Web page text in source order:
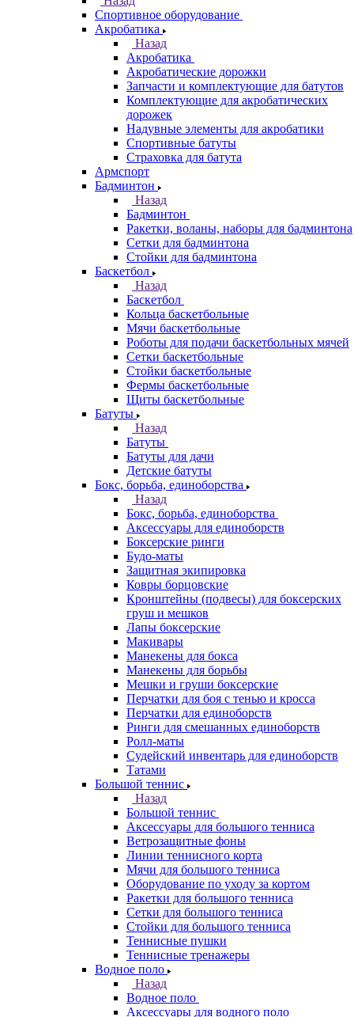
Спортивное оборудование
Акробатика
Назад
Акробатика
Акробатические дорожки
Запчасти и комплектующие для батутов
Комплектующие для акробатических
дорожек
Надувные элементы для акробатики
Спортивные батуты
Страховка для батута
Армспорт
Бадминтон
Назад
Бадминтон
Ракетки, воланы, наборы для бадминтона
Сетки для бадминтона
Стойки для бадминтона
Баскетбол
Назад
Баскетбол
Кольца баскетбольные
Мячи баскетбольные
Роботы для подачи баскетбольных мячей
Сетки баскетбольные
Стойки баскетбольные
Фермы баскетбольные
Щиты баскетбольные
Батуты
Назад
Батуты
Батуты для дачи
Детские батуты
Бокс, борьба, единоборства
Назад
Бокс, борьба, единоборства
Аксессуары для единоборств
Боксерские ринги
Будо-маты
Защитная экипировка
Ковры борцовские
Кронштейны (подвесы) для боксерских
груш и мешков
Лапы боксерские
Макивары
Манекены для бокса
Манекены для борьбы
Мешки и груши боксерские
Перчатки для боя с тенью и кросса
Перчатки для единоборств
Ринги для смешанных единоборств
Ролл-маты
Судейский инвентарь для единоборств
Татами
Большой теннис
Назад
Большой теннис
Аксессуары для большого тенниса
Ветрозащитные фоны
Линии теннисного корта
Мячи для большого тенниса
Оборудование по уходу за кортом
Ракетки для большого тенниса
Сетки для большого тенниса
Стойки для большого тенниса
Теннисные пушки
Теннисные тренажеры
Водное поло
Назад
Водное поло
Аксессуары для водного поло